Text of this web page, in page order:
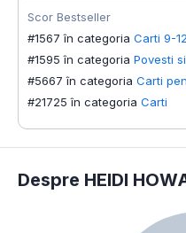
Scor Bestseller
#1567 în categoria Carti 9-
#1595 în categoria Povesti
#5667 în categoria Carti
#21725 în categoria Carti
Despre HEIDI